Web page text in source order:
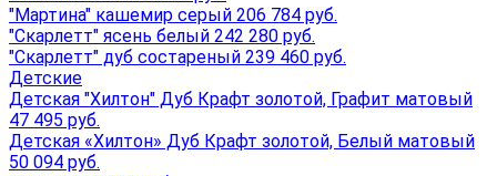
"Мартина" кашемир серый 206 784 руб.
"Скарлетт" ясень белый 242 280 руб.
"Скарлетт" дуб состареный 239 460 руб.
Детские
Детская "Хилтон" Дуб Крафт золотой, Графит матовый
47 495 руб.
Детская «Хилтон» Дуб Крафт золотой, Белый матовый
50 094 руб.